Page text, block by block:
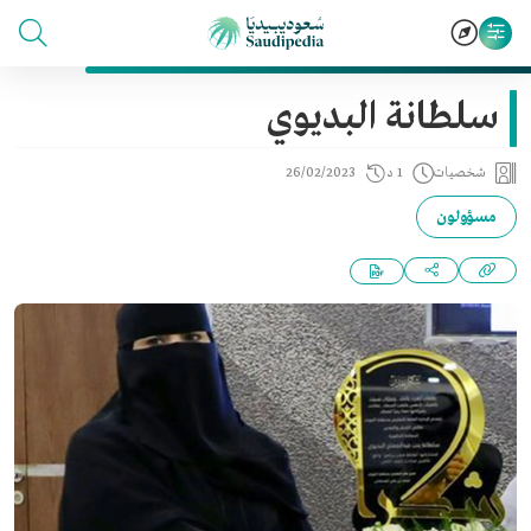
سلطانة البديوي
شخصيات 1 د 26/02/2023
مسؤولون